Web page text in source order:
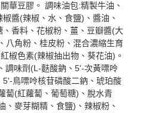
華豆膠。 調味油包:精製牛油、
醬(辣椒、水、食鹽)、醬油、
、香料、花椒粉、薑、豆瓣醬(大
八角粉、桂皮粉、混合濃縮生育
椒色素(辣椒抽出物、葵花油)。
調味劑(L-麩酸鈉、5'-次黃嘌呤
5'-鳥嘌呤核苷磷酸二鈉、琥珀酸
蔔(紅蘿蔔、葡萄糖)、脫水青
、麥芽糊精、食鹽)、辣椒粉、